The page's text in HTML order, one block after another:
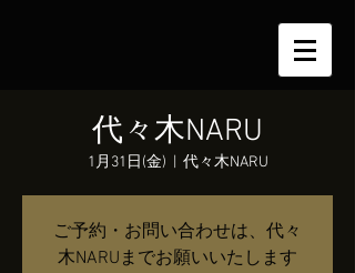
代々木NARU
1月31日(金) 代々木NARU
ご予約・お問い合わせは、代々
木NARUまでお願いいたします